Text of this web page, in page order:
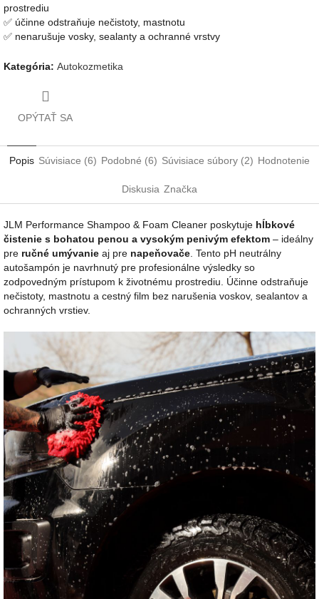
prostrediu
✅ účinne odstraňuje nečistoty, mastnotu
✅ nenarušuje vosky, sealanty a ochranné vrstvy
Kategória: Autokozmetika
OPÝTAŤ SA
Popis Súvisiace (6) Podobné (6) Súvisiace súbory (2) Hodnotenie
Diskusia Značka
JLM Performance Shampoo & Foam Cleaner poskytuje hĺbkové
čistenie s bohatou penou a vysokým penivým efektom – ideálny
pre ručné umývanie aj pre napeňovače. Tento pH neutrálny
autošampón je navrhnutý pre profesionálne výsledky so
zodpovedným prístupom k životnému prostrediu. Účinne odstraňuje
nečistoty, mastnotu a cestný film bez narušenia voskov, sealantov a
ochranných vrstiev.